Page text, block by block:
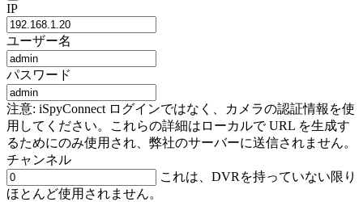
IP
ユーザー名
パスワード
注意: iSpyConnect ログインではなく、カメラの認証情報を使
用してください。これらの詳細はローカルで URL を生成す
るためにのみ使用され、弊社のサーバーに送信されません。
チャンネル
これは、DVRを持っていない限り
ほとんど使用されません。